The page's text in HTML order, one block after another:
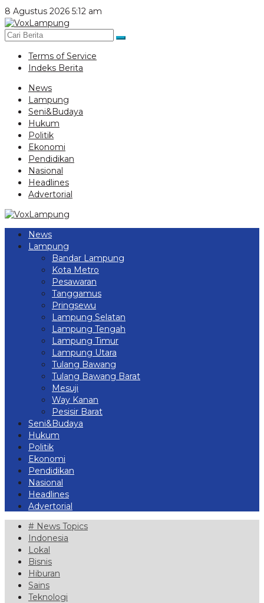
Lewati
ke
konten
8 Agustus 2026 5:12 am
Terms of Service
Indeks Berita
News
Lampung
Seni&Budaya
Hukum
Politik
Ekonomi
Pendidikan
Nasional
Headlines
Advertorial
News
Lampung
Bandar Lampung
Kota Metro
Pesawaran
Tanggamus
Pringsewu
Lampung Selatan
Lampung Tengah
Lampung Timur
Lampung Utara
Tulang Bawang
Tulang Bawang Barat
Mesuji
Way Kanan
Pesisir Barat
Seni&Budaya
Hukum
Politik
Ekonomi
Pendidikan
Nasional
Headlines
Advertorial
# News Topics
Indonesia
Lokal
Bisnis
Hiburan
Sains
Teknologi